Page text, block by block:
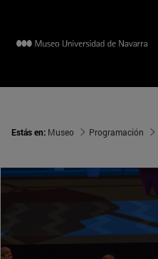
Estás en: Museo Programación